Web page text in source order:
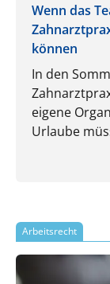
Wenn das
können
In den
eigene
Urlaube
zuverlässig
Arbeitsrecht